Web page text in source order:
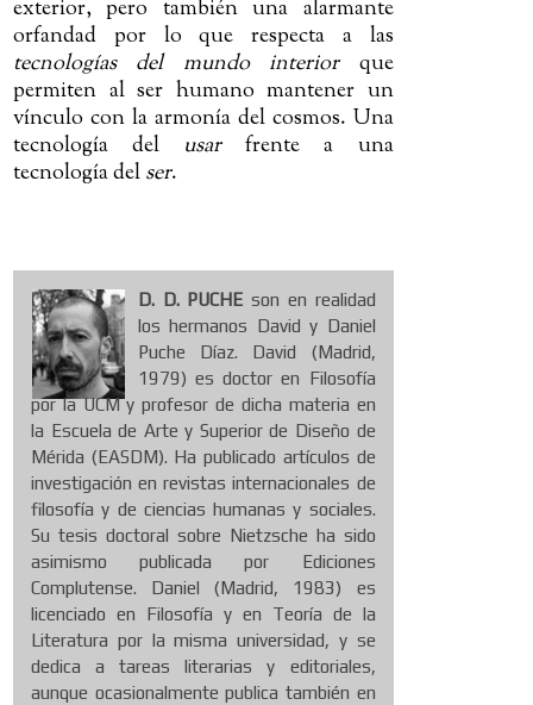
exterior, pero también una alarmante
orfandad por lo que respecta a las
tecnologías del mundo interiorque
permiten al ser humano mantener un
vínculo con la armonía del cosmos. Una
tecnología del usarfrente a una
tecnología delser.
D. D. PUCHEson en realidad
los hermanos David y Daniel
Puche Díaz. David (Madrid,
1979) es doctor en Filosofía
por la UCM y profesor de dicha materia en
la Escuela de Arte y Superior de Diseño de
Mérida (EASDM). Ha publicado artículos de
investigación en revistas internacionales de
filosofía y de ciencias humanas y sociales.
Su tesis doctoral sobre Nietzsche ha sido
asimismo publicada por Ediciones
Complutense. Daniel (Madrid, 1983) es
licenciado en Filosofía y en Teoría de la
Literatura por la misma universidad, y se
dedica a tareas literarias y editoriales,
aunque ocasionalmente publica también en